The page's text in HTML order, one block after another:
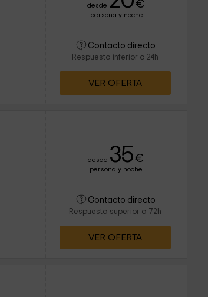
desde €
persona y noche
Contacto directo
Respuesta inferior a 24h
VER OFERTA
desde 35€
persona y noche
Contacto directo
Respuesta superior a 72h
VER OFERTA